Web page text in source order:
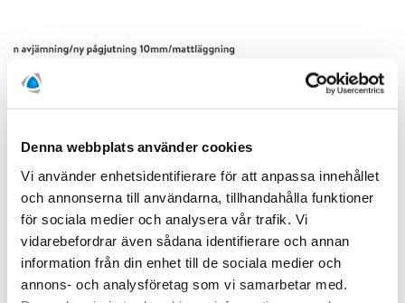
Denna webbplats använder cookies
Vi använder enhetsidentifierare för att anpassa innehållet
och annonserna till användarna, tillhandahålla funktioner
för sociala medier och analysera vår trafik. Vi
vidarebefordrar även sådana identifierare och annan
information från din enhet till de sociala medier och
annons- och analysföretag som vi samarbetar med.